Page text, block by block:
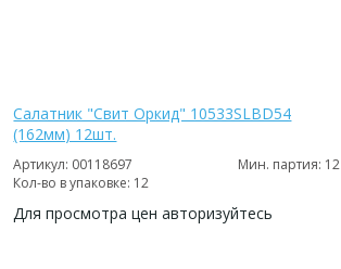
Салатник "Свит Оркид" 10533SLBD54
(162мм) 12шт.
Артикул: 00118697
Мин. партия: 12
Кол-во в упаковке: 12
Для просмотра цен авторизуйтесь